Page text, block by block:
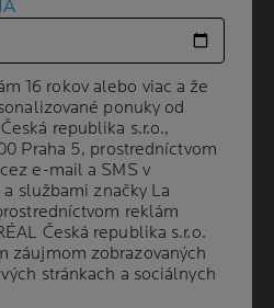
16 rokov alebo viac a že
ponuky od
republika s.r.o.,
Praha 5, prostredníctvom
e-mail a SMS v
službami značky La
reklám
Česká republika s.r.o.
záujmom zobrazovaných
stránkach a sociálnych
16 rokov alebo viac a že
ponuky od
republika s.r.o.,
Praha 5, prostredníctvom
e-mail a SMS v
službami značky La
reklám
Česká republika s.r.o.
záujmom zobrazovaných
stránkach a sociálnych